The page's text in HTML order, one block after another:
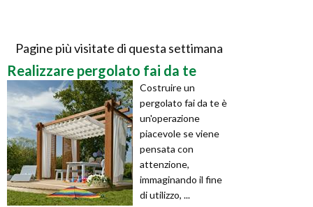
Pagine più visitate di questa settimana
Realizzare pergolato fai da te
Costruire un
pergolato fai da te è
un'operazione
piacevole se viene
pensata con
attenzione,
immaginando il fine
di utilizzo, ...